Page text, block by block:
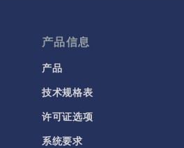
流体流动颗粒跟踪
电磁学
RF 与微波工程
低频电磁学
产品信息
产品
技术规格表
许可证选项
系统要求